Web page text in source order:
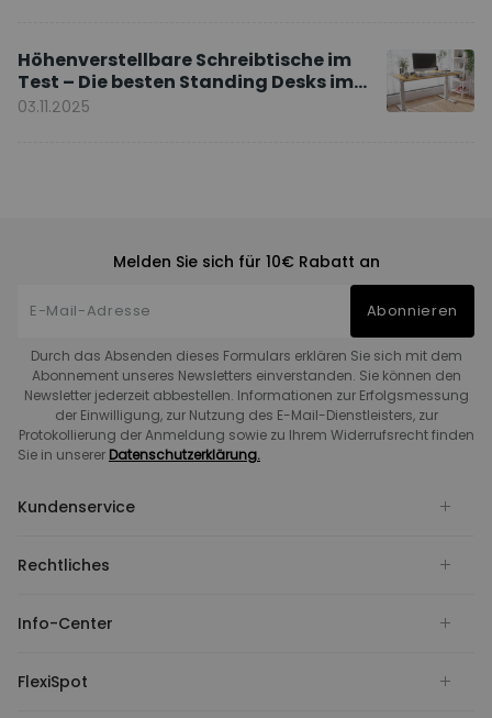
Höhenverstellbare Schreibtische im
Test – Die besten Standing Desks im
Vergleich
03.11.2025
Melden Sie sich für 10€ Rabatt an
Abonnieren
Durch das Absenden dieses Formulars erklären Sie sich mit dem
Abonnement unseres Newsletters einverstanden. Sie können den
Newsletter jederzeit abbestellen. Informationen zur Erfolgsmessung
der Einwilligung, zur Nutzung des E-Mail-Dienstleisters, zur
Protokollierung der Anmeldung sowie zu Ihrem Widerrufsrecht finden
Sie in unserer Datenschutzerklärung.
Kundenservice
Rechtliches
Info-Center
FlexiSpot